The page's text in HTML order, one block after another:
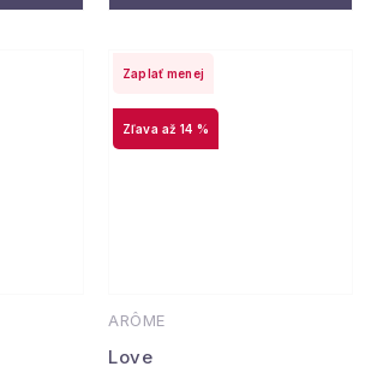
ARÔME
Love
až 14 %
Zaplať menej